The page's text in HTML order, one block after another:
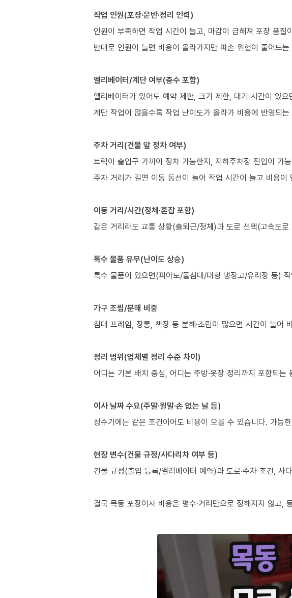
작업 인원(포장·운반·정리 인력)
인원이 부족하면 작업 시간이 늘고, 마감이 급해져 포장 품질
반대로 인원이 늘면 비용이 올라가지만 파손 위험이 줄어드는
엘리베이터/계단 여부(층수 포함)
엘리베이터가 있어도 예약 제한, 크기 제한, 대기 시간이 있
계단 작업이 많을수록 작업 난이도가 올라가 비용에 반영되
주차 거리(건물 앞 정차 여부)
트럭이 출입구 가까이 정차 가능한지, 지하주차장 진입이 가
주차 거리가 길면 이동 동선이 늘어 작업 시간이 늘고 비용이
이동 거리/시간(정체·혼잡 포함)
같은 거리라도 교통 상황(출퇴근/정체)과 도로 선택(고속도
특수 물품 유무(난이도 상승)
특수 물품이 있으면(피아노/돌침대/대형 냉장고/유리장 등)
가구 조립/분해 비중
침대 프레임, 장롱, 책장 등 분해·조립이 많으면 시간이 늘어
정리 범위(업체별 정리 수준 차이)
어디는 기본 배치 중심, 어디는 주방·옷장 정리까지 포함되
이사 날짜 수요(주말·월말·손 없는 날 등)
성수기에는 같은 조건이어도 비용이 오를 수 있습니다. 가능
현장 변수(건물 규정/사다리차 여부 등)
건물 규정(출입 등록/엘리베이터 예약)과 도로·주차 조건,
결국 목동 포장이사 비용은 평수·거리만으로 정해지지 않고,